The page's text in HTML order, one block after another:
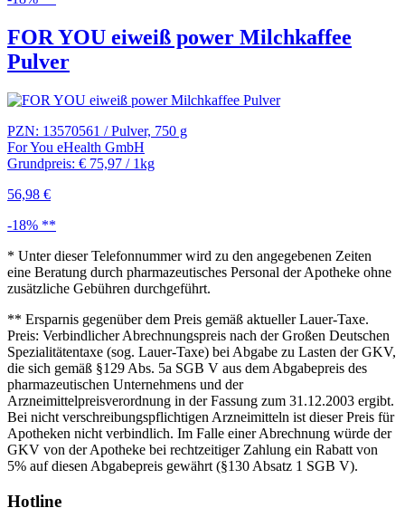
FOR YOU eiweiß power Milchkaffee
Pulver
PZN: 13570561 / Pulver, 750 g
For You eHealth GmbH
Grundpreis: € 75,97 / 1kg
56,98 €
-18% **
* Unter dieser Telefonnummer wird zu den angegebenen Zeiten
eine Beratung durch pharmazeutisches Personal der Apotheke ohne
zusätzliche Gebühren durchgeführt.
** Ersparnis gegenüber dem Preis gemäß aktueller Lauer-Taxe.
Preis: Verbindlicher Abrechnungspreis nach der Großen Deutschen
Spezialitätentaxe (sog. Lauer-Taxe) bei Abgabe zu Lasten der GKV,
die sich gemäß §129 Abs. 5a SGB V aus dem Abgabepreis des
pharmazeutischen Unternehmens und der
Arzneimittelpreisverordnung in der Fassung zum 31.12.2003 ergibt.
Bei nicht verschreibungspflichtigen Arzneimitteln ist dieser Preis für
Apotheken nicht verbindlich. Im Falle einer Abrechnung würde der
GKV von der Apotheke bei rechtzeitiger Zahlung ein Rabatt von
5% auf diesen Abgabepreis gewährt (§130 Absatz 1 SGB V).
Hotline